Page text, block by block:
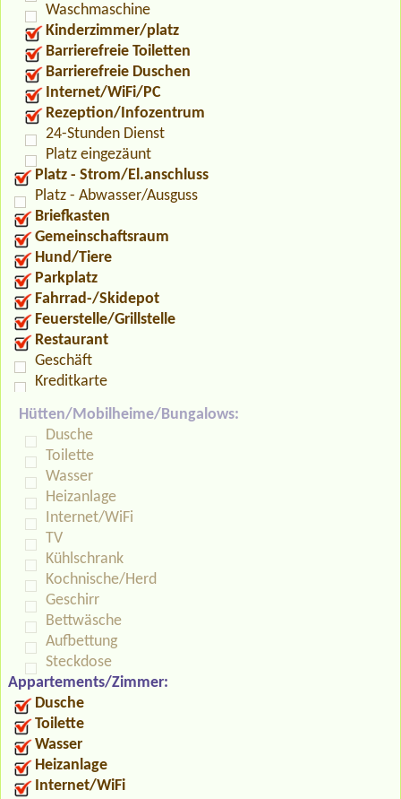
Waschmaschine
Kinderzimmer/platz
Barrierefreie Toiletten
Barrierefreie Duschen
Internet/WiFi/PC
Rezeption/Infozentrum
24-Stunden Dienst
Platz eingezäunt
Platz - Strom/El.anschluss
Platz - Abwasser/Ausguss
Briefkasten
Gemeinschaftsraum
Hund/Tiere
Parkplatz
Fahrrad-/Skidepot
Feuerstelle/Grillstelle
Restaurant
Geschäft
Kreditkarte
Hütten/Mobilheime/Bungalows:
Dusche
Toilette
Wasser
Heizanlage
Internet/WiFi
TV
Kühlschrank
Kochnische/Herd
Geschirr
Bettwäsche
Aufbettung
Steckdose
Appartements/Zimmer:
Dusche
Toilette
Wasser
Heizanlage
Internet/WiFi